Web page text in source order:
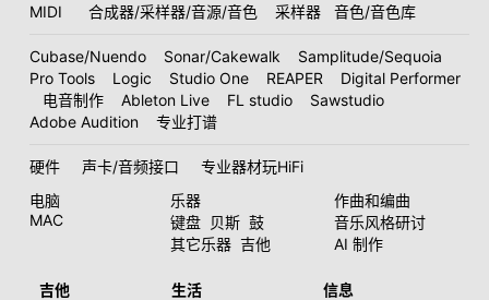
MIDI 合成器/采样器/音源/音色 采样器 音色/音色库
Cubase/Nuendo Sonar/Cakewalk
Samplitude/Sequoia
Pro Tools
Logic Studio One REAPER
Digital Performer
电音制作
Ableton Live FL studio
Sawstudio
Adobe Audition
专业打谱
硬件 声卡/音频接口
专业器材玩HiFi
电脑
MAC
乐器
键盘 贝斯 鼓
其它乐器 吉他
作曲和编曲
音乐风格研讨
AI 制作
吉他
生活
信息